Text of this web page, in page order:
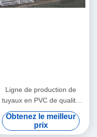
Ligne de production de
tuyaux en PVC de qualité
stable 3''- 4' avec
extrudeuse à double vis
conique HYZS65/132
Obtenez le meilleur
prix